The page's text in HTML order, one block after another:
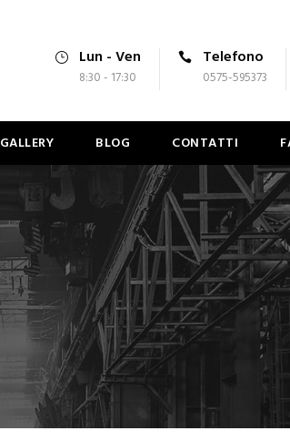
Lun - Ven
8:30 - 17:30
Telefono
0575-595373
GALLERY BLOG CONTATTI